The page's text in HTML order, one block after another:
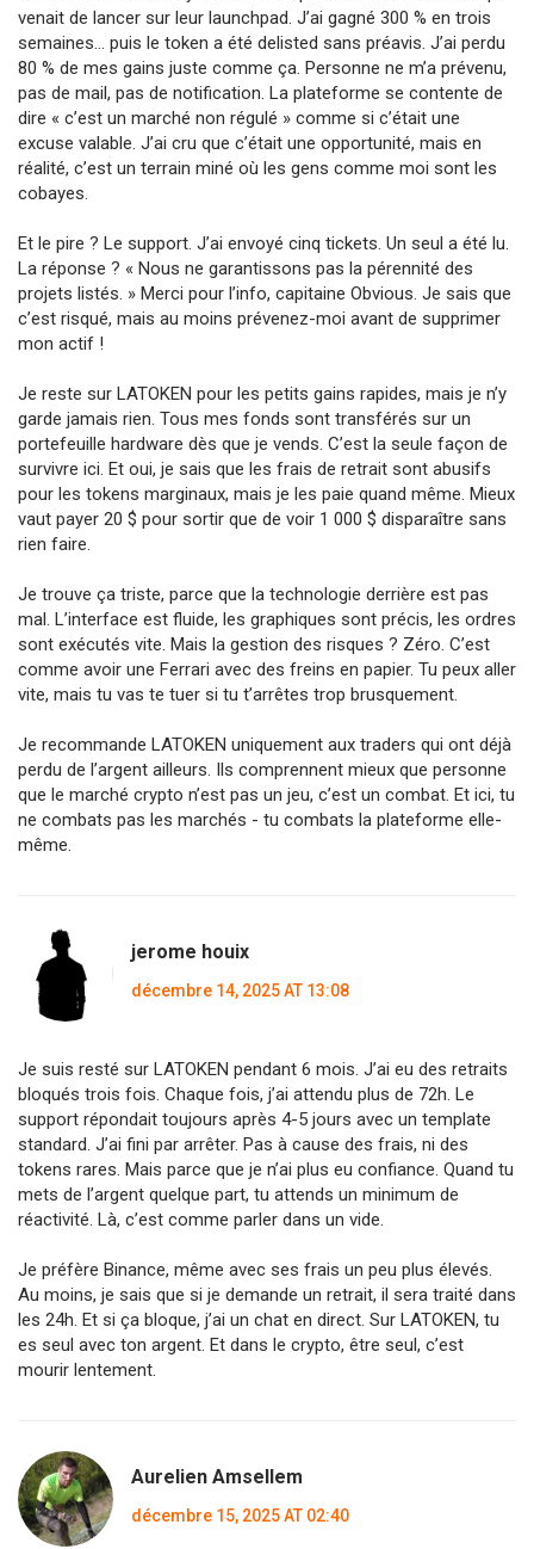
venait de lancer sur leur launchpad. J’ai gagné 300 % en trois
semaines… puis le token a été delisted sans préavis. J’ai perdu
80 % de mes gains juste comme ça. Personne ne m’a prévenu,
pas de mail, pas de notification. La plateforme se contente de
dire « c’est un marché non régulé » comme si c’était une
excuse valable. J’ai cru que c’était une opportunité, mais en
réalité, c’est un terrain miné où les gens comme moi sont les
cobayes.
Et le pire ? Le support. J’ai envoyé cinq tickets. Un seul a été lu.
La réponse ? « Nous ne garantissons pas la pérennité des
projets listés. » Merci pour l’info, capitaine Obvious. Je sais que
c’est risqué, mais au moins prévenez-moi avant de supprimer
mon actif !
Je reste sur LATOKEN pour les petits gains rapides, mais je n’y
garde jamais rien. Tous mes fonds sont transférés sur un
portefeuille hardware dès que je vends. C’est la seule façon de
survivre ici. Et oui, je sais que les frais de retrait sont abusifs
pour les tokens marginaux, mais je les paie quand même. Mieux
vaut payer 20 $ pour sortir que de voir 1 000 $ disparaître sans
rien faire.
Je trouve ça triste, parce que la technologie derrière est pas
mal. L’interface est fluide, les graphiques sont précis, les ordres
sont exécutés vite. Mais la gestion des risques ? Zéro. C’est
comme avoir une Ferrari avec des freins en papier. Tu peux aller
vite, mais tu vas te tuer si tu t’arrêtes trop brusquement.
Je recommande LATOKEN uniquement aux traders qui ont déjà
perdu de l’argent ailleurs. Ils comprennent mieux que personne
que le marché crypto n’est pas un jeu, c’est un combat. Et ici, tu
ne combats pas les marchés - tu combats la plateforme elle-
même.
jerome houix
décembre 14, 2025 AT 13:08
Je suis resté sur LATOKEN pendant 6 mois. J’ai eu des retraits
bloqués trois fois. Chaque fois, j’ai attendu plus de 72h. Le
support répondait toujours après 4-5 jours avec un template
standard. J’ai fini par arrêter. Pas à cause des frais, ni des
tokens rares. Mais parce que je n’ai plus eu confiance. Quand tu
mets de l’argent quelque part, tu attends un minimum de
réactivité. Là, c’est comme parler dans un vide.
Je préfère Binance, même avec ses frais un peu plus élevés.
Au moins, je sais que si je demande un retrait, il sera traité dans
les 24h. Et si ça bloque, j’ai un chat en direct. Sur LATOKEN, tu
es seul avec ton argent. Et dans le crypto, être seul, c’est
mourir lentement.
Aurelien Amsellem
décembre 15, 2025 AT 02:40